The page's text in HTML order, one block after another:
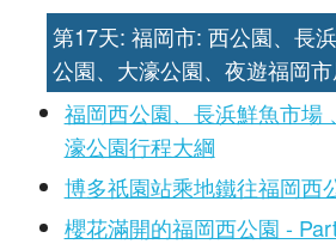
第17天: 福岡市: 西公園、長
公園、大濠公園、夜遊福岡
福岡西公園、長浜鮮魚市場
濠公園行程大綱
博多祇園站乘地鐵往福岡西
櫻花滿開的福岡西公園 -